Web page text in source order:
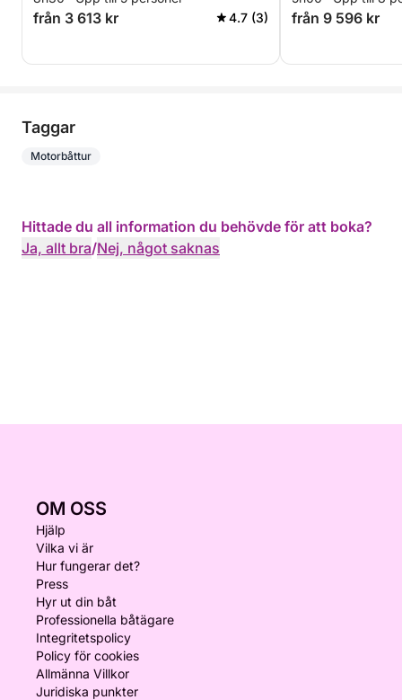
från 3 613 kr 4.7 (3) från 9 596 kr
Taggar
Motorbåttur
Hittade du all information du behövde för att boka?
Ja, allt bra/Nej, något saknas
OM OSS
Hjälp
Vilka vi är
Hur fungerar det?
Press
Hyr ut din båt
Professionella båtägare
Integritetspolicy
Policy för cookies
Allmänna Villkor
Juridiska punkter